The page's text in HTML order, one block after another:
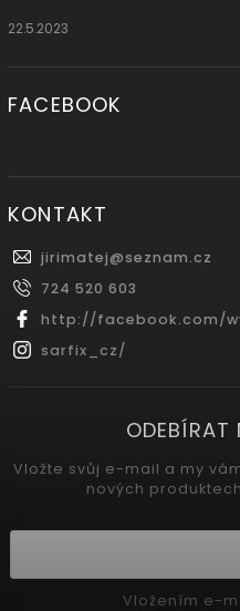
22.5.2023
FACEBOOK
KONTAKT
jirimatej@seznam.cz
724 520 603
http://facebook.com/
sarfix_cz/
ODEBÍRAT
Vložte svůj e-mail a my
nových